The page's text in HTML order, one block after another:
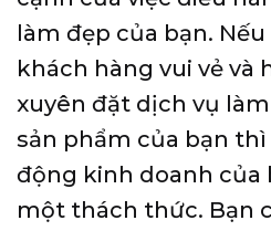
làm đẹp của bạn.
khách hàng vui vẻ và
xuyên đặt dịch vụ
sản phẩm của bạn
động kinh doanh của
một thách thức. Bạn